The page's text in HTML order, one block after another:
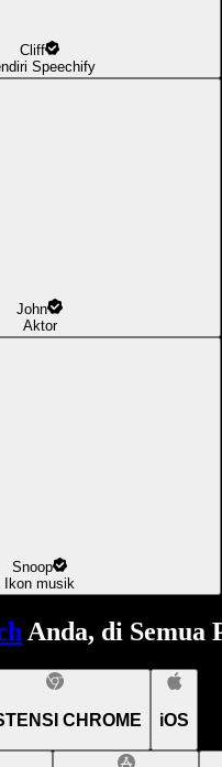
Cliff
Speechify
John
Aktor
Snoop
Ikon musik
Anda, di Semua
CHROME iOS